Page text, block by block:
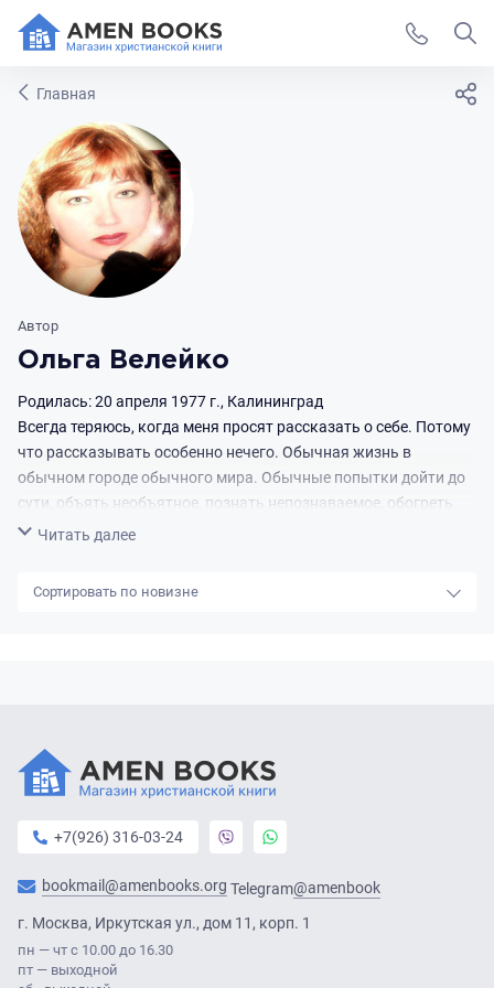
Главная
Автор
Ольга Велейко
Родилась: 20 апреля 1977 г., Калининград
Всегда теряюсь, когда меня просят рассказать о себе. Потому
что рассказывать особенно нечего. Обычная жизнь в
обычном городе обычного мира. Обычные попытки дойти до
сути, объять необъятное, познать непознаваемое, обогреть
Вселенную и дотянуться до звёзд. Пусть простит меня
Свернуть
Читать далее
новизне
+7(926) 316-03-24
bookmail@amenbooks.org Telegram@amenbook
г. Москва, Иркутская ул., дом 11, корп. 1
пн — чт с 10.00 до 16.30
пт — выходной